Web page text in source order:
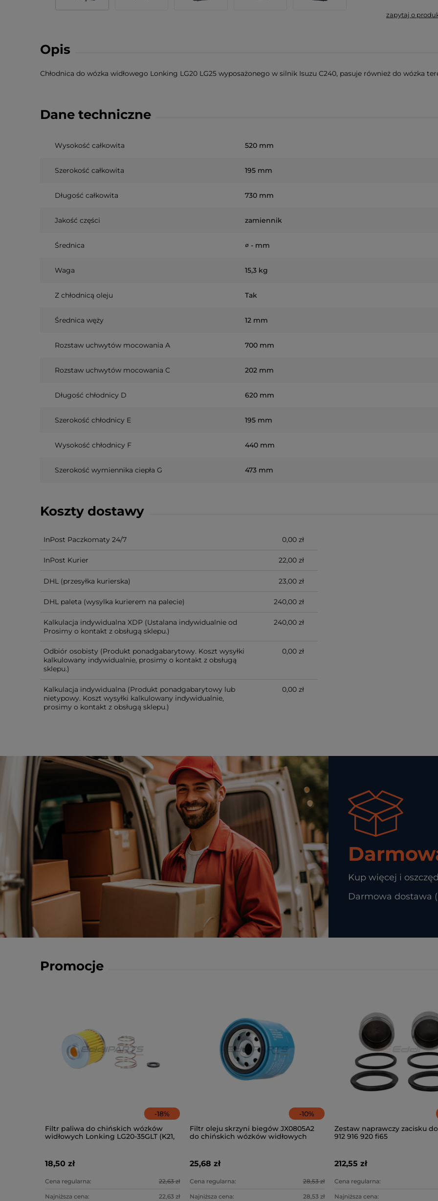
zapytaj o
Opis
Chłodnica do wózka widłowego Lonking LG20 LG25 wyposażonego w silnik Isuzu C240, pasuje również do wózka
Dane techniczne
Wysokość całkowita 520 mm
Szerokość całkowita 195 mm
Długość całkowita 730 mm
Jakość części zamiennik
Średnica ∅ - mm
Waga 15,3 kg
Z chłodnicą oleju Tak
Średnica węży 12 mm
Rozstaw uchwytów mocowania A 700 mm
Rozstaw uchwytów mocowania C 202 mm
Długość chłodnicy D 620 mm
Szerokość chłodnicy E 195 mm
Wysokość chłodnicy F 440 mm
Szerokość wymiennika ciepła G 473 mm
Koszty dostawy
InPost Paczkomaty 24/7 0,00 zł
InPost Kurier 22,00 zł
DHL (przesyłka kurierska) 23,00 zł
DHL paleta (wysylka kurierem na palecie) 240,00 zł
Kalkulacja indywidualna XDP (Ustalana indywidualnie od
Prosimy o kontakt z obsługą sklepu.)
240,00 zł
Odbiór osobisty (Produkt ponadgabarytowy. Koszt wysyłki
kalkulowany indywidualnie, prosimy o kontakt z obsługą
sklepu.)
0,00 zł
Kalkulacja indywidualna (Produkt ponadgabarytowy lub
nietypowy. Koszt wysyłki kalkulowany indywidualnie,
prosimy o kontakt z obsługą sklepu.)
0,00 zł
Kup więcej i
Darmowa dostawa
Promocje
-18%
Filtr paliwa do chińskich wózków
widłowych Lonking LG20-35GLT (K21,
18,50 zł
Cena regularna: 22,63 zł
Najniższa cena: 22,63 zł
-10%
Filtr oleju skrzyni biegów JX0805A2
do chińskich wózków widłowych
25,68 zł
Cena regularna: 28,53 zł
Najniższa cena: 28,53 zł
Zestaw naprawczy zacisku
912 916 920 fi65
212,55 zł
Cena regularna:
Najniższa cena: